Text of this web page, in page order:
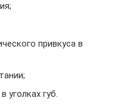
привкуса в
уголках губ.